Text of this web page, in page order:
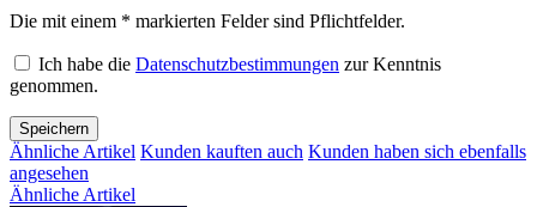
Die mit einem * markierten Felder sind Pflichtfelder.
Ich habe die Datenschutzbestimmungen zur Kenntnis
genommen.
Speichern
Ähnliche Artikel Kunden kauften auch Kunden haben sich ebenfalls
angesehen
Ähnliche Artikel